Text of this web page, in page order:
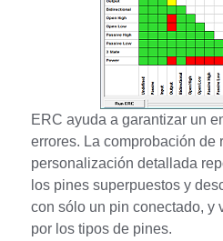
ERC ayuda a garantizar un
errores. La comprobación de
personalización detallada
los pines superpuestos y
con sólo un pin conectado, y
por los tipos de pines.